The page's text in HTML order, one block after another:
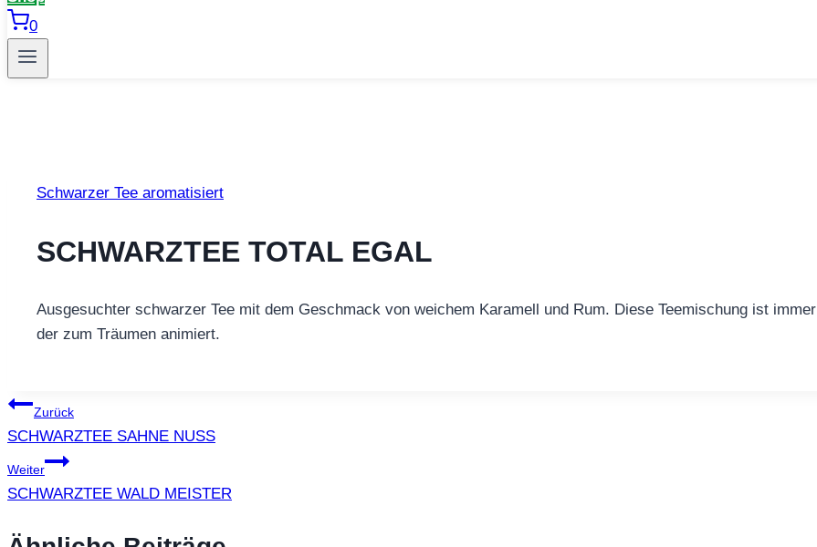
0
Schwarzer Tee aromatisiert
SCHWARZTEE TOTAL EGAL
Ausgesuchter schwarzer Tee mit dem Geschmack von weichem Karamell und Rum. Diese Teemischung ist
der zum Träumen animiert.
Beitragsnavigation
Zurück
SCHWARZTEE SAHNE NUSS
Weiter
SCHWARZTEE WALD MEISTER